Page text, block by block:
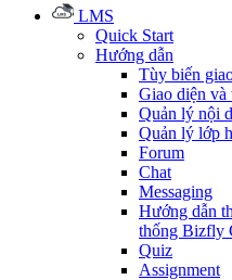
LMS
Quick Start
Hướng dẫn
Tùy biến
Giao diện và
Quản lý nội
Quản lý lớp
Forum
Chat
Messaging
Hướng dẫn
thống Bizfly
Quiz
Assignment